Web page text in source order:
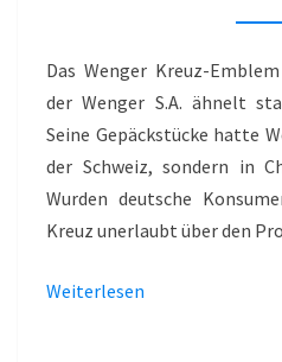
Das Wenger Kreuz-
der Wenger S.A. ähnelt
Seine Gepäckstücke hatte
der Schweiz, sondern in
Wurden deutsche
Kreuz unerlaubt über den
Weiterlesen